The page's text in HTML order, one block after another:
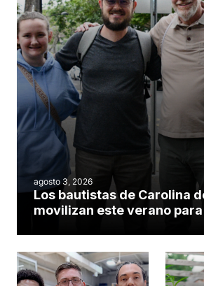
agosto 3, 2026
Los bautistas de Carolina
movilizan este verano